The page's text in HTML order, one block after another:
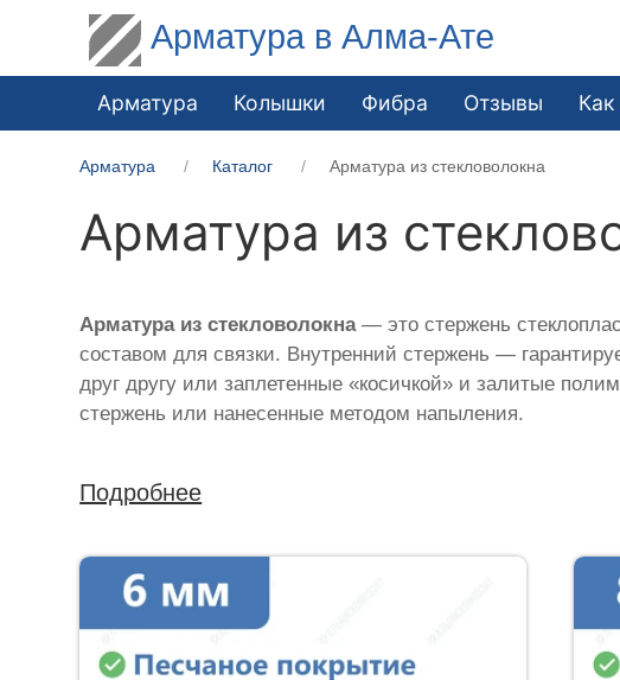
Арматура в Алма-Ате
Арматура Колышки Фибра Отзывы Как
Арматура Каталог Арматура из стекловолокна
Арматура из
Арматура из стекловолокна— это стержень
составом для связки. Внутренний стержень —
друг другу или заплетенные «косичкой» и залитые
стержень или нанесенные методом напыления.
Подробнее